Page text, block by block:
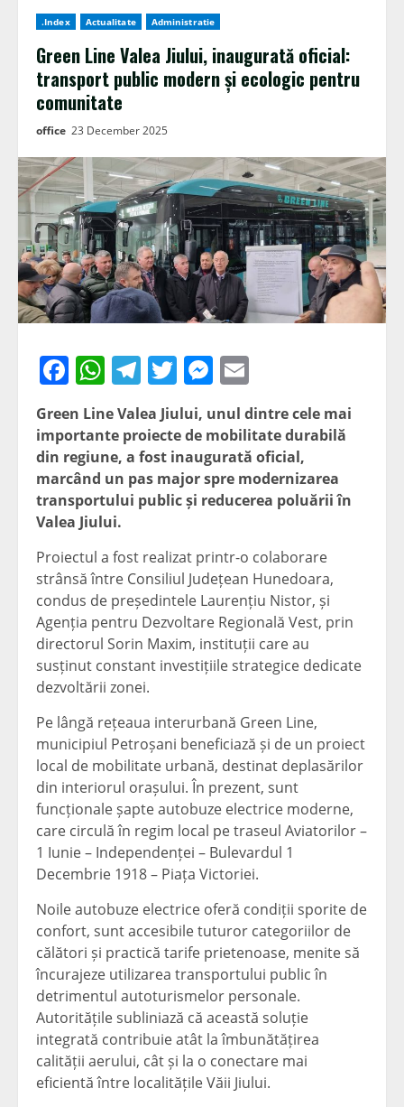
.Index Actualitate Administratie
Green Line Valea Jiului, inaugurată oficial:
transport public modern și ecologic pentru
comunitate
office 23 December 2025
Facebook
WhatsApp
Telegram
TwitterMessenger
Green Line Valea Jiului, unul dintre cele mai
importante proiecte de mobilitate durabilă
din regiune, a fost inaugurată oficial,
marcând un pas major spre modernizarea
transportului public și reducerea poluării în
Valea Jiului.
Proiectul a fost realizat printr-o colaborare
strânsă între Consiliul Județean Hunedoara,
condus de președintele Laurențiu Nistor, și
Agenția pentru Dezvoltare Regională Vest, prin
directorul Sorin Maxim, instituții care au
susținut constant investițiile strategice dedicate
dezvoltării zonei.
Pe lângă rețeaua interurbană Green Line,
municipiul Petroșani beneficiază și de un proiect
local de mobilitate urbană, destinat deplasărilor
din interiorul orașului. În prezent, sunt
funcționale șapte autobuze electrice moderne,
care circulă în regim local pe traseul Aviatorilor –
1 Iunie – Independenței – Bulevardul 1
Decembrie 1918 – Piața Victoriei.
Noile autobuze electrice oferă condiții sporite de
confort, sunt accesibile tuturor categoriilor de
călători și practică tarife prietenoase, menite să
încurajeze utilizarea transportului public în
detrimentul autoturismelor personale.
Autoritățile subliniază că această soluție
integrată contribuie atât la îmbunătățirea
calității aerului, cât și la o conectare mai
eficientă între localitățile Văii Jiului.